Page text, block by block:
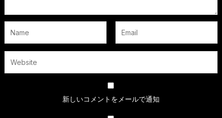
新しいコメントをメールで通知